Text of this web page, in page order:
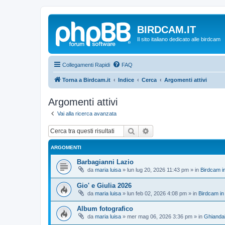
BIRDCAM.IT
Il sito italiano dedicato alle birdcam
Collegamenti Rapidi FAQ
Torna a Birdcam.it Indice Cerca Argomenti attivi
Argomenti attivi
Vai alla ricerca avanzata
Cerca
ARGOMENTI
Barbagianni Lazio
da maria luisa » lun lug 20, 2026 11:43 pm » in Birdcam
Gio' e Giulia 2026
da maria luisa » lun feb 02, 2026 4:08 pm » in Birdcam
Album fotografico
da maria luisa » mer mag 06, 2026 3:36 pm » in